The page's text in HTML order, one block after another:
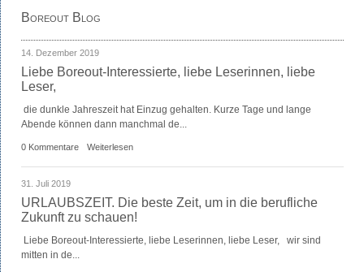
Boreout Blog
14. Dezember 2019
Liebe Boreout-Interessierte, liebe Leserinnen, liebe
Leser,
die dunkle Jahreszeit hat Einzug gehalten. Kurze Tage und lange
Abende können dann manchmal de...
0 Kommentare Weiterlesen
31. Juli 2019
URLAUBSZEIT. Die beste Zeit, um in die berufliche
Zukunft zu schauen!
Liebe Boreout-Interessierte, liebe Leserinnen, liebe Leser, wir sind
mitten in de...